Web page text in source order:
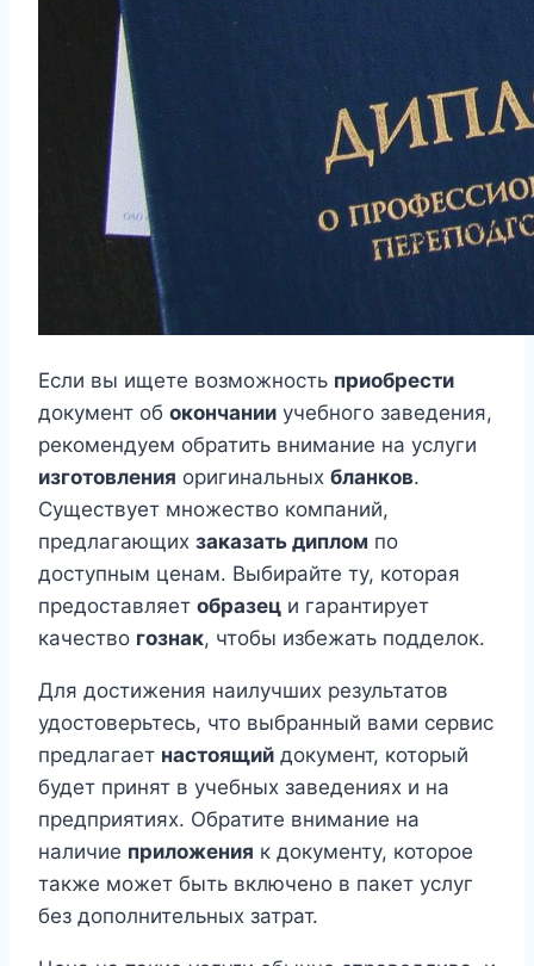
Если вы ищете возможность приобрести
документ об окончании учебного заведения,
рекомендуем обратить внимание на услуги
изготовления оригинальных бланков.
Существует множество компаний,
предлагающих заказать диплом по
доступным ценам. Выбирайте ту, которая
предоставляет образец и гарантирует
качество гознак, чтобы избежать подделок.
Для достижения наилучших результатов
удостоверьтесь, что выбранный вами сервис
предлагает настоящий документ, который
будет принят в учебных заведениях и на
предприятиях. Обратите внимание на
наличие приложения к документу, которое
также может быть включено в пакет услуг
без дополнительных затрат.